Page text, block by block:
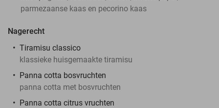
parmezaanse kaas en pecorino kaas
Nagerecht
Tiramisu classico
klassieke huisgemaakte tiramisu
Panna cotta bosvruchten
panna cotta met bosvruchten
Panna cotta citrus vruchten